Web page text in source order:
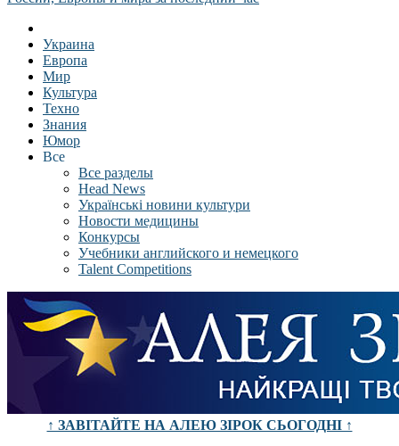
Украина
Европа
Мир
Культура
Техно
Знания
Юмор
Все
Все разделы
Head News
Українські новини культури
Новости медицины
Конкурсы
Учебники английского и немецкого
Talent Competitions
↑ ЗАВІТАЙТЕ НА АЛЕЮ ЗІРОК СЬОГОДНІ ↑